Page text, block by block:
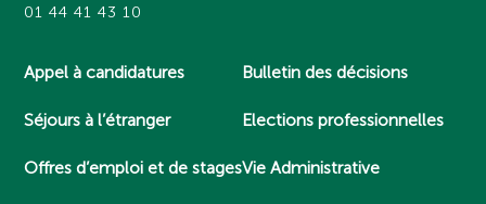
01 44 41 43 10
Appel à candidatures
Séjours à l’étranger
Offres d’emploi et de stages
Bulletin des décisions
Elections professionnelles
Vie Administrative